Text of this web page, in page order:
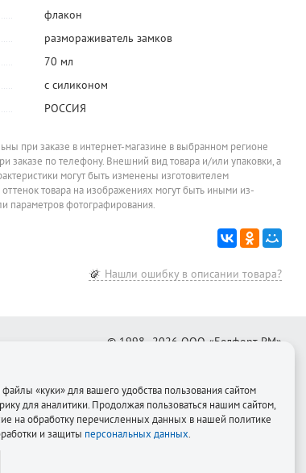
флакон
размораживатель замков
70 мл
с силиконом
РОССИЯ
при заказе в интернет-магазине в выбранном регионе
заказе по телефону. Внешний вид товара и/или упаковки, а
могут быть изменены изготовителем
оттенок товара на изображениях могут быть иными из-
параметров фотографирования.
Нашли ошибку в описании товара?
© 1998–2026 ООО «Белфорт-РМ»
«куки» для вашего удобства пользования сайтом
для аналитики. Продолжая пользоваться нашим сайтом,
на обработку перечисленных данных в нашей политике
и защиты персональных данных